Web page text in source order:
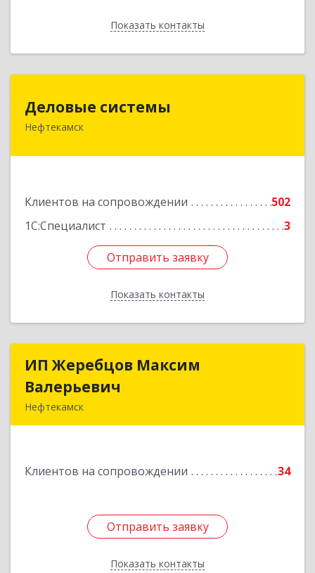
Показать контакты
Назад
Деловые системы
Нефтекамск
Клиентов на сопровождении
502
1С:Специалист
3
Отправить заявку
Показать контакты
452689, Башкортостан Респ, Нефтекамск г,
Отправить заявку
Назад
ИП Жеребцов Максим
Валерьевич
Нефтекамск
Клиентов на сопровождении 34
Отправить заявку
Показать контакты
ИП Жеребцов Максим
Подробнее
Отправить заявку
Назад